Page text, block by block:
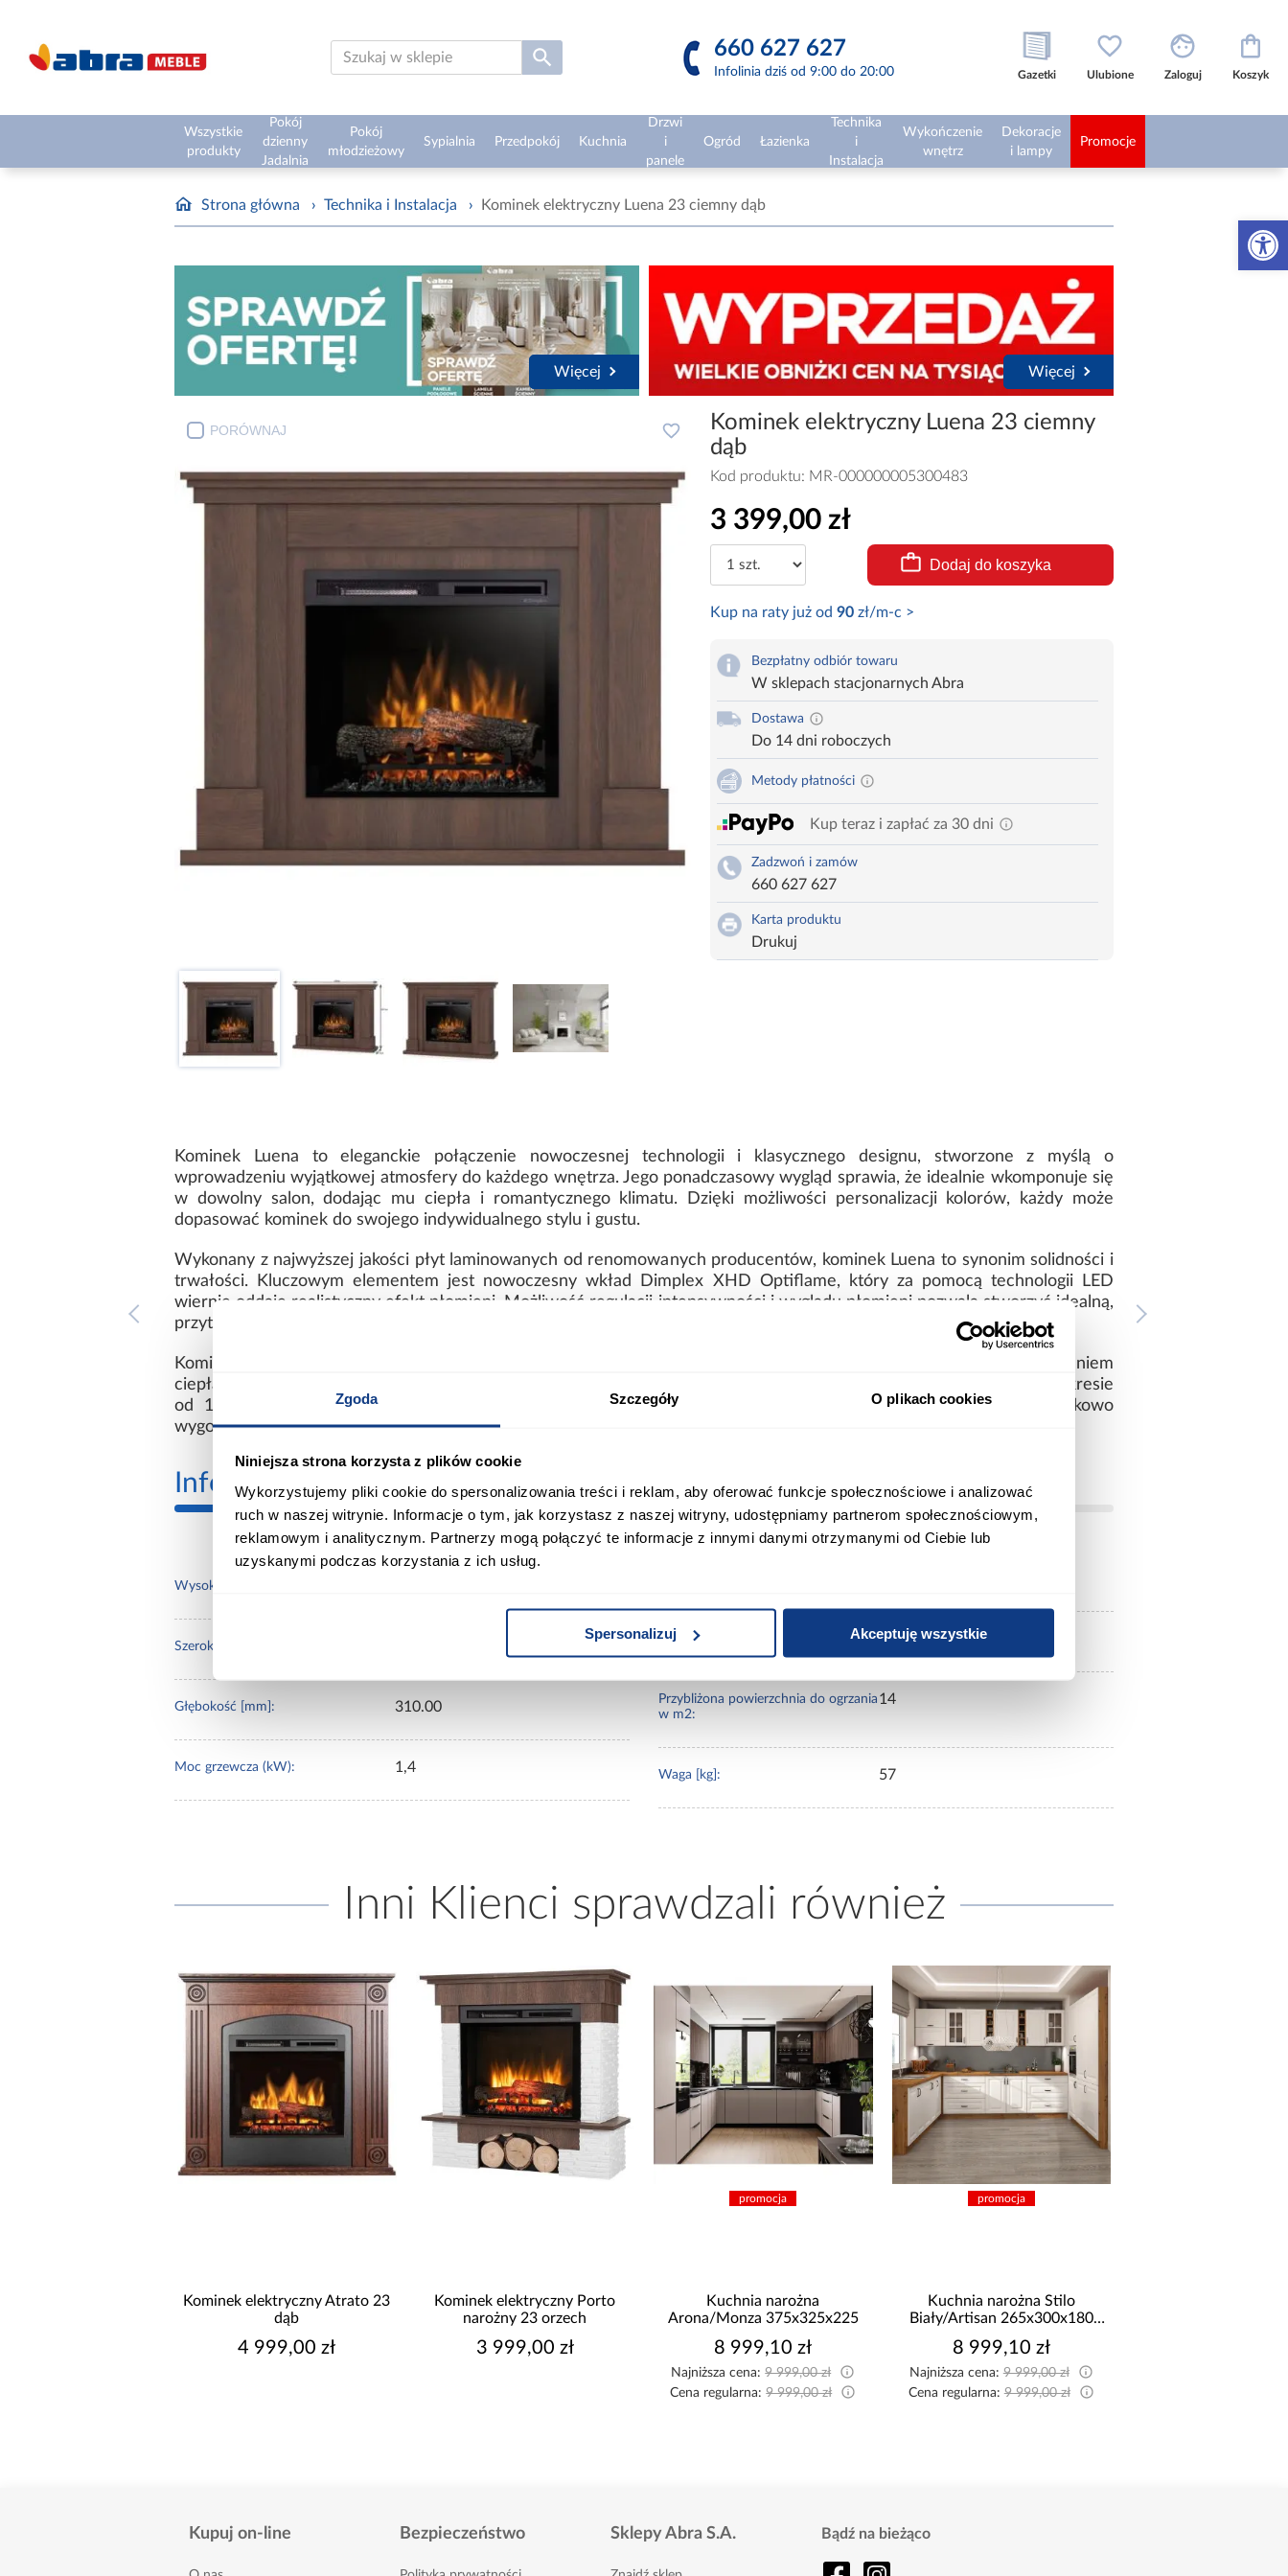
Zgoda Szczegóły O plikach cookies
Niniejsza strona korzysta z plików cookie
Wykorzystujemy pliki cookie do spersonalizowania treści i reklam, aby oferować funkcje społecznościowe i analizować
ruch w naszej witrynie. Informacje o tym, jak korzystasz z naszej witryny, udostępniamy partnerom społecznościowym,
reklamowym i analitycznym. Partnerzy mogą połączyć te informacje z innymi danymi otrzymanymi od Ciebie lub
uzyskanymi podczas korzystania z ich usług.
Spersonalizuj Akceptuję wszystkie
Otwórz
660 627 627
Infolinia dziś od 9:00 do 20:00 Gazetki Ulubione Zaloguj Koszyk
Wszystkie
produkty
Pokój
dzienny
Jadalnia
Pokój
młodzieżowy
Sypialnia Przedpokój Kuchnia
Drzwi
i
panele
Ogród Łazienka
Technika
i
Instalacja
Wykończenie
wnętrz
Dekoracje
i lampy
Promocje
Strona główna › Technika i Instalacja › Kominek elektryczny Luena 23 ciemny dąb
Więcej Więcej
PORÓWNAJ
Kominek elektryczny Luena 23 ciemny
dąb
Kod produktu: MR-000000005300483
3 399,00 zł
Dodaj do koszyka
Kup na raty już od 90zł/m-c >
Bezpłatny odbiór towaru
W sklepach stacjonarnych Abra
Dostawa
Do 14 dni roboczych
Metody płatności
Kup teraz i zapłać za 30 dni
Zadzwoń i zamów
660 627 627
Karta produktu
Drukuj
Kominek Luena to eleganckie połączenie nowoczesnej technologii i klasycznego designu, stworzone z myślą o
wprowadzeniu wyjątkowej atmosfery do każdego wnętrza. Jego ponadczasowy wygląd sprawia, że idealnie wkomponuje się
w dowolny salon, dodając mu ciepła i romantycznego klimatu. Dzięki możliwości personalizacji kolorów, każdy może
dopasować kominek do swojego indywidualnego stylu i gustu.
Wykonany z najwyższej jakości płyt laminowanych od renomowanych producentów, kominek Luena to synonim solidności i
trwałości. Kluczowym elementem jest nowoczesny wkład Dimplex XHD Optiflame, który za pomocą technologii LED
wiernie oddaje realistyczny efekt płomieni. Możliwość regulacji intensywności i wyglądu płomieni pozwala stworzyć idealną,
przytulną atmosferę w Twoim domu.
Kominek Luena to jednak nie tylko estetyka, ale także funkcjonalność. Wbudowana funkcja grzewcza z rozprowadzaniem
ciepła zapewnia komfort w chłodne dni, a elektroniczny termostat umożliwia precyzyjną regulację temperatury w zakresie
od 17°C do 26°C. Dzięki wyłącznikowi czasowemu i pilotowi zdalnego sterowania obsługa kominka jest wyjątkowo
wygodna. Blask ognia i ciepło w Twoim salonie są teraz na wyciągnięcie ręki!
Informacje Transport Informacje o produkcie
Wysokość [mm]:
Szerokość [mm]:
Głębokość [mm]: 310.00
Moc grzewcza (kW): 1,4
Rodzaj asortymentu: kominek elektryczny
Przybliżona powierzchnia do ogrzania
w m2:
14
Waga [kg]: 57
Inni Klienci sprawdzali również
Kominek elektryczny Atrato 23
dąb
4 999,00 zł
Kominek elektryczny Porto
narożny 23 orzech
3 999,00 zł
promocja
Kuchnia narożna
Arona/Monza 375x325x225
8 999,10 zł
Najniższa cena:9 999,00 zł
Cena regularna:9 999,00 zł
promocja
Kuchnia narożna Stilo
Biały/Artisan 265x300x180
Cm
8 999,10 zł
Najniższa cena:9 999,00 zł
Cena regularna:9 999,00 zł
Kupuj on-line Bezpieczeństwo Sklepy Abra S.A. Bądź na bieżąco